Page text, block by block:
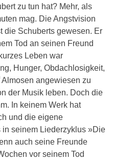
zu tun hat? Mehr, als
mag. Die Angstvision
die Schuberts gewesen. Er
Tod an seinen Freund
Leben war
Hunger, Obdachlosigkeit,
angewiesen zu
der Musik leben. Doch die
In keinem Werk hat
und die eigene
seinem Liederzyklus »Die
auch seine Freunde
vor seinem Tod